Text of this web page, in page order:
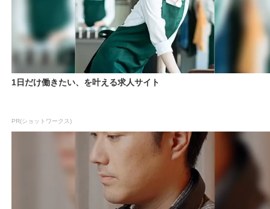
1日だけ働きたい、を叶える求人サイト
PR(ショットワークス)